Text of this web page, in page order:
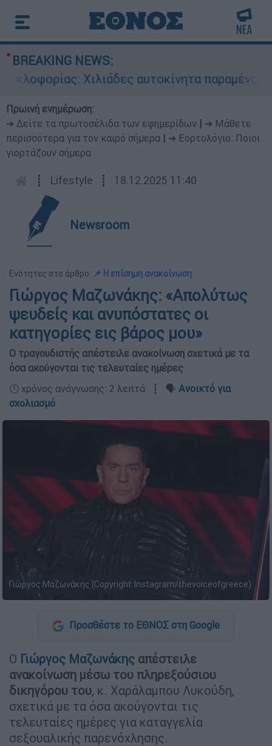
BREAKING NEWS:
Χιλιάδες αυτοκίνητα παραμένουν
Πρωινή ενημέρωση:
➔ Δείτε τα πρωτοσέλιδα των εφημερίδων
➔ Μάθετε
περισσότερα για τον καιρό σήμερα
➔ Εορτολόγιο: Ποιοι
γιορτάζουν σήμερα
┋ Lifestyle ┋ 18.12.2025 11:40
Newsroom
Ενότητες στο άρθρο: 📌 Η επίσημη ανακοίνωση
Γιώργος Μαζωνάκης: «Απολύτως
ψευδείς και ανυπόστατες οι
κατηγορίες εις βάρος μου»
Ο τραγουδιστής απέστειλε ανακοίνωση σχετικά με τα
όσα ακούγονται τις τελευταίες ημέρες
🕛 χρόνος ανάγνωσης: 2 λεπτά ┋ 🗣️ Ανοικτό για
σχολιασμό
Γιώργος Μαζωνάκης (Copyright:Instagram/thevoiceofgreece)
Προσθέστε το ΕΘΝΟΣ στη Google
Ο Γιώργος Μαζωνάκης απέστειλε
ανακοίνωση μέσω του πληρεξούσιου
δικηγόρου του, κ. Χαράλαμπου Λυκούδη,
σχετικά με τα όσα ακούγονται τις
τελευταίες ημέρες για καταγγελία
σεξουαλικής παρενόχλησης.